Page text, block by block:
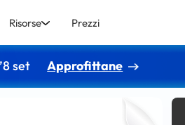
Risorse Prezzi
set Approfittane